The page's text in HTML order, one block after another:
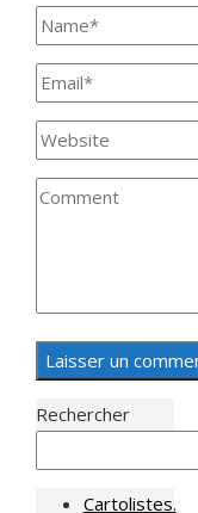
Rechercher
Cartolistes.